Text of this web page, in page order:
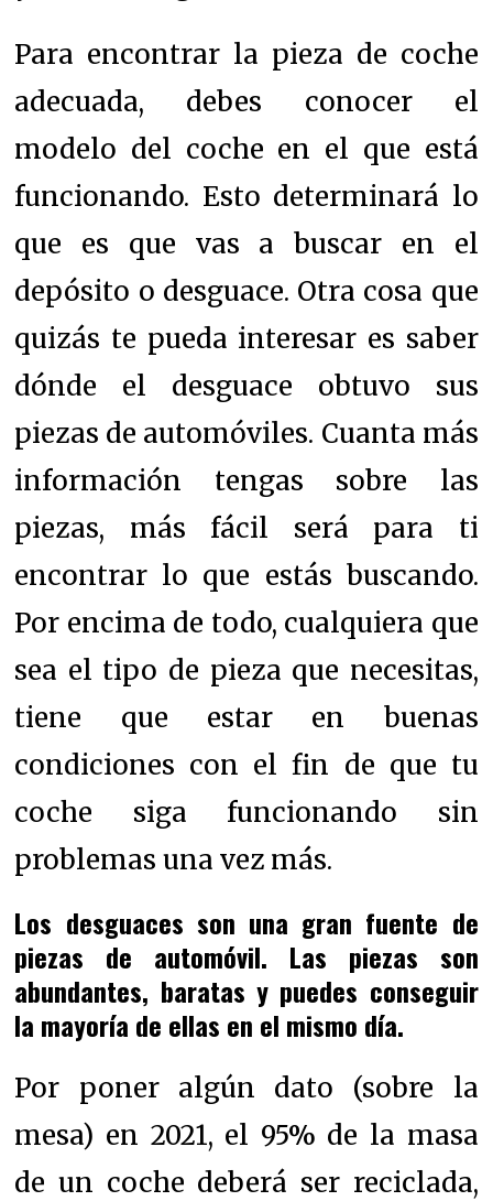
Para encontrar la pieza de coche
adecuada, debes conocer el
modelo del coche en el que está
funcionando. Esto determinará lo
que es que vas a buscar en el
depósito o desguace. Otra cosa que
quizás te pueda interesar es saber
dónde el desguace obtuvo sus
piezas de automóviles. Cuanta más
información tengas sobre las
piezas, más fácil será para ti
encontrar lo que estás buscando.
Por encima de todo, cualquiera que
sea el tipo de pieza que necesitas,
tiene que estar en buenas
condiciones con el fin de que tu
coche siga funcionando sin
problemas una vez más.
Los desguaces son una gran fuente de
piezas de automóvil. Las piezas son
abundantes, baratas y puedes conseguir
la mayoría de ellas en el mismo día.
Por poner algún dato (sobre la
mesa) en 2021, el 95% de la masa
de un coche deberá ser reciclada,